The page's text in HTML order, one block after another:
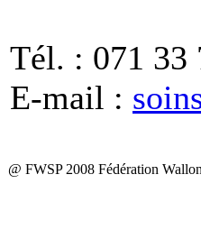
Tél. : 071 33
E-mail :
@ FWSP 2008 Fédération